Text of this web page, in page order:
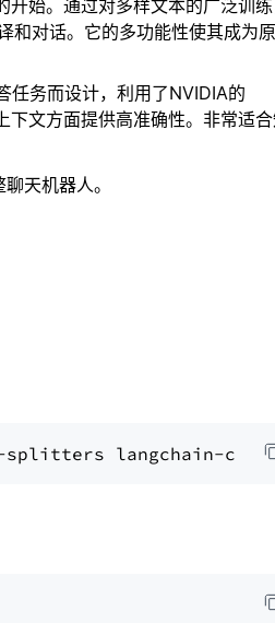
始。通过对多样文本的广泛训练
和对话。它的多功能性使其成为
任务而设计，利用了NVIDIA的
文方面提供高准确性。非常适
天机器人。